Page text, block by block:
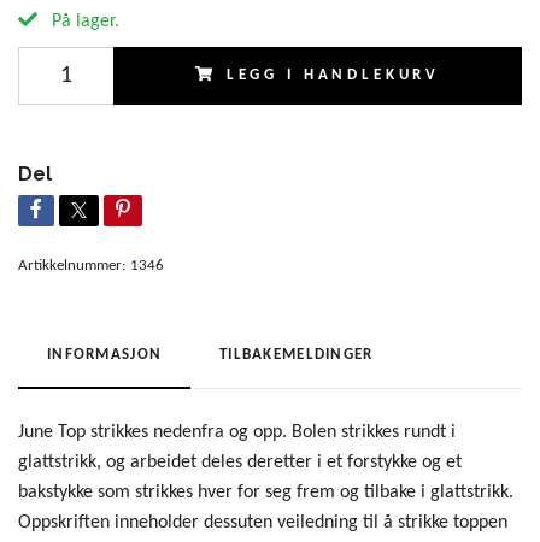
På lager.
LEGG I HANDLEKURV
Del
Artikkelnummer: 1346
INFORMASJON TILBAKEMELDINGER
June Top strikkes nedenfra og opp. Bolen strikkes rundt i
glattstrikk, og arbeidet deles deretter i et forstykke og et
bakstykke som strikkes hver for seg frem og tilbake i glattstrikk.
Oppskriften inneholder dessuten veiledning til å strikke toppen